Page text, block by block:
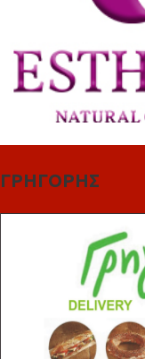
ΓΡΗΓΟΡΗΣ